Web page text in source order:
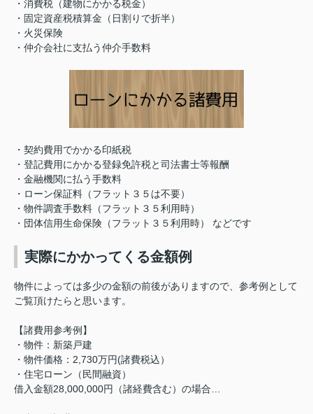
・消費税（建物にかかる税金）
・固定資産税積算金（日割りで折半）
・火災保険
・仲介会社に支払う仲介手数料
・契約費用でかかる印紙税
・登記費用にかかる登録免許税と司法書士等報酬
・金融機関に払う手数料
・ローン保証料（フラット３５は不要）
・物件調査手数料（フラット３５利用時）
・団体信用生命保険（フラット３５利用時） などです
実際にかかってくる金額例
物件によっては多少の金額の前後がありますので、参考例として
ご覧頂けたらと思います。
【諸費用参考例】
・物件：新築戸建
・物件価格：2,730万円(諸費税込）
・住宅ローン（民間融資）
借入金額28,000,000円（諸経費含む）の場合…